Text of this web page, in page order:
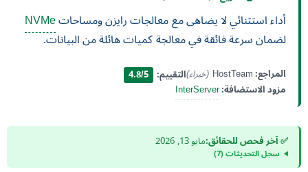
أداء استثنائي لا يضاهى مع معالجات رايزن ومساحاتNVMe
لضمان سرعة فائقة في معالجة كميات هائلة من البيانات.
المراجع: (خبراء)التقييم: 4.8/5
مزود الاستضافة:InterServer
✅ آخر فحص للحقائق:مايو 13, 2026
سجل التحديثات (7)